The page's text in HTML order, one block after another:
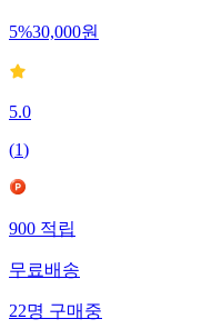
5%30,000원
5.0
(1)
900적립
무료배송
22명구매중